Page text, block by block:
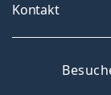
Kontakt